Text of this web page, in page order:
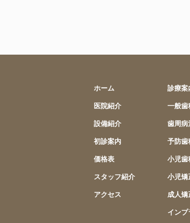
ホーム
医院紹介
設備紹介
初診案内
価格表
スタッフ紹介
アクセス
診療案
一般歯
歯周病
予防歯
小児歯
小児矯
成人矯
インプ